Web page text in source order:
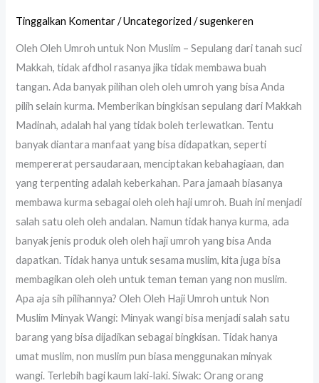
Tinggalkan Komentar /Uncategorized /sugenkeren
Oleh Oleh Umroh untuk Non Muslim – Sepulang dari tanah suci
Makkah, tidak afdhol rasanya jika tidak membawa buah
tangan. Ada banyak pilihan oleh oleh umroh yang bisa Anda
pilih selain kurma. Memberikan bingkisan sepulang dari Makkah
Madinah, adalah hal yang tidak boleh terlewatkan. Tentu
banyak diantara manfaat yang bisa didapatkan, seperti
mempererat persaudaraan, menciptakan kebahagiaan, dan
yang terpenting adalah keberkahan. Para jamaah biasanya
membawa kurma sebagai oleh oleh haji umroh. Buah ini menjadi
salah satu oleh oleh andalan. Namun tidak hanya kurma, ada
banyak jenis produk oleh oleh haji umroh yang bisa Anda
dapatkan. Tidak hanya untuk sesama muslim, kita juga bisa
membagikan oleh oleh untuk teman teman yang non muslim.
Apa aja sih pilihannya? Oleh Oleh Haji Umroh untuk Non
Muslim Minyak Wangi: Minyak wangi bisa menjadi salah satu
barang yang bisa dijadikan sebagai bingkisan. Tidak hanya
umat muslim, non muslim pun biasa menggunakan minyak
wangi. Terlebih bagi kaum laki-laki. Siwak: Orang orang